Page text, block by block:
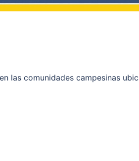
las comunidades campesinas